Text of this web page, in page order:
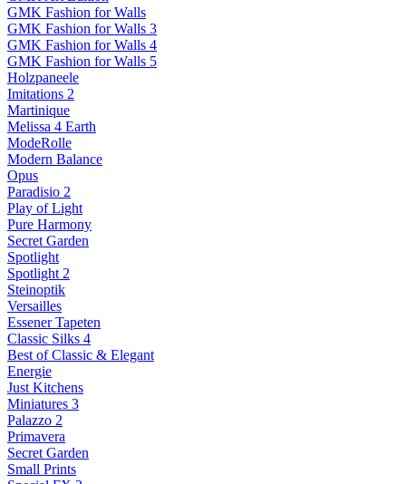
GMK Fashion for Walls
GMK Fashion for Walls 3
GMK Fashion for Walls 4
GMK Fashion for Walls 5
Holzpaneele
Imitations 2
Martinique
Melissa 4 Earth
ModeRolle
Modern Balance
Opus
Paradisio 2
Play of Light
Pure Harmony
Secret Garden
Spotlight
Spotlight 2
Steinoptik
Versailles
Essener Tapeten
Classic Silks 4
Best of Classic & Elegant
Energie
Just Kitchens
Miniatures 3
Palazzo 2
Primavera
Secret Garden
Small Prints